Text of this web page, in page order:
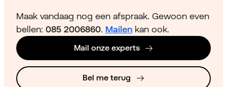
Maak vandaag nog een afspraak. Gewoon even
bellen: 085 2006860. Mailen kan ook.
Mail onze experts
Bel me terug